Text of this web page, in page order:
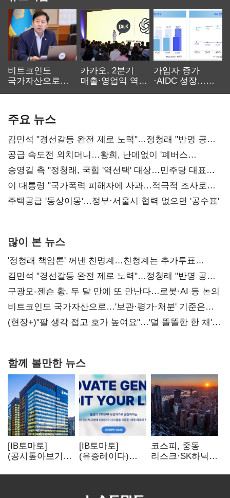
비트코인도
국가자산으로…'
카카오, 2분기
매출·영업익 역대
가입자 증가
·AIDC 성장…
주요 뉴스
김민석 "경선갈등 완전 제로 노력"…정청래 "반명 공세
사과부터"
공급 속도전 외치더니…황희, 난데없이 '폐버스
리모델링' 제안
송영길 측 "정청래, 국힘 '역선택' 대상…민주당 대표로
총선 지휘 못해"
이 대통령 "국가폭력 피해자에 사과…적극적 조사로
진실 밝혀야"
주택공급 '동상이몽'…정부·서울시 협력 없으면 '공수표'
많이 본 뉴스
'정청래 책임론' 꺼낸 친명계…친청계는 추가투표
때리기
김민석 "경선갈등 완전 제로 노력"…정청래 "반명 공세
사과부터"
구광모-젠슨 황, 두 달 만에 또 만난다…로봇·AI 등 논의
비트코인도 국가자산으로…'보관·평가·처분' 기준은
숙제
(현장+)"팔 생각 접고 호가 높여요"…'덜 똘똘한 한 채'
함께 볼만한 뉴스
[IB토마토]
(공시톺아보기)
바로 매출로
[IB토마토]
(유증레이다)
3분의 1 토막…
코스피, 중동
리스크·SK하닉
뒷걸음